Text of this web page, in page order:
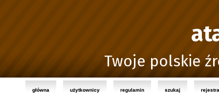
Twoje polskie
główna użytkownicy regulamin szukaj